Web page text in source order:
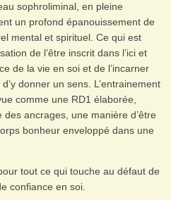
sophroliminal, en pleine
un profond épanouissement de
mental et spirituel. Ce qui est
de l’être inscrit dans l’ici et
de la vie en soi et de l’incarner
donner un sens. L’entrainement
comme une RD1 élaborée,
ancrages, une manière d’être
bonheur enveloppé dans une
tout ce qui touche au défaut de
confiance en soi.